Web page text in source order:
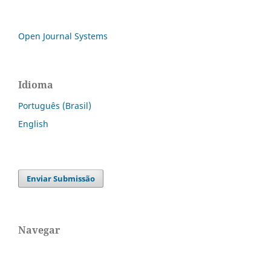
Open Journal Systems
Idioma
Português (Brasil)
English
Enviar Submissão
Navegar